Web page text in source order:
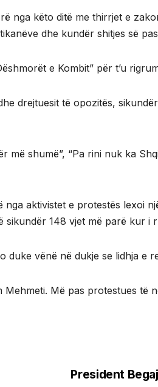
nga këto ditë me thirrjet e
dhe kundër shitjes së
e Kombit” për t’u
drejtuesit të opozitës,
më shumë”, “Pa rini nuk ka
aktivistet e protestës lexoi
148 vjet më parë kur i
duke vënë në dukje se lidhja e
Më pas protestues
President